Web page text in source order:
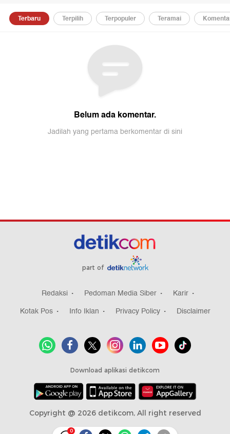
0
part of
Redaksi Pedoman Media Siber
Karir
Kotak Pos
Info Iklan Privacy Policy Disclaimer
Download aplikasi detikcom
Copyright @ 2026 detikcom, All right reserved